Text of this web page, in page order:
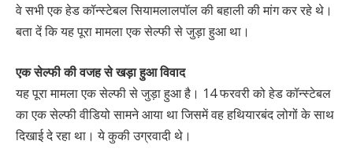
वे सभी एक हेड कॉन्स्टेबल सियामलालपॉल की बहाली की मांग कर रहे थे।
बता दें कि यह पूरा मामला एक सेल्फी से जुड़ा हुआ था।
एक सेल्फी की वजह से खड़ा हुआ विवाद
यह पूरा मामला एक सेल्फी से जुड़ा हुआ है। 14 फरवरी को हेड कॉन्स्टेबल
का एक सेल्फी वीडियो सामने आया था जिसमें वह हथियारबंद लोगों के साथ
दिखाई दे रहा था। ये कुकी उग्रवादी थे।